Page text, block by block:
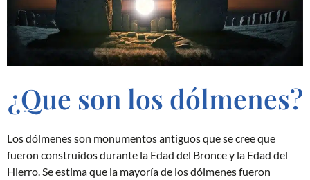
¿Que son los dólmenes?
Los dólmenes son monumentos antiguos que se cree que
fueron construidos durante la Edad del Bronce y la Edad del
Hierro. Se estima que la mayoría de los dólmenes fueron